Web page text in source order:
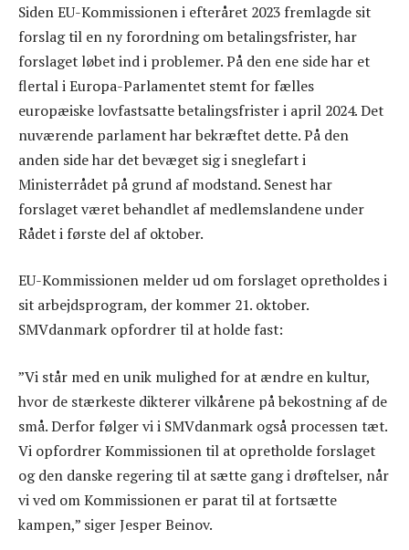
Siden EU-Kommissionen i efteråret 2023 fremlagde sit
forslag til en ny forordning om betalingsfrister, har
forslaget løbet ind i problemer. På den ene side har et
flertal i Europa-Parlamentet stemt for fælles
europæiske lovfastsatte betalingsfrister i april 2024. Det
nuværende parlament har bekræftet dette. På den
anden side har det bevæget sig i sneglefart i
Ministerrådet på grund af modstand. Senest har
forslaget været behandlet af medlemslandene under
Rådet i første del af oktober.
EU-Kommissionen melder ud om forslaget opretholdes i
sit arbejdsprogram, der kommer 21. oktober.
SMVdanmark opfordrer til at holde fast:
”Vi står med en unik mulighed for at ændre en kultur,
hvor de stærkeste dikterer vilkårene på bekostning af de
små. Derfor følger vi i SMVdanmark også processen tæt.
Vi opfordrer Kommissionen til at opretholde forslaget
og den danske regering til at sætte gang i drøftelser, når
vi ved om Kommissionen er parat til at fortsætte
kampen,” siger Jesper Beinov.